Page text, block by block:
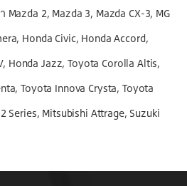
2, Mazda 3, Mazda CX-3, MG
Honda Civic, Honda Accord,
Honda Jazz, Toyota Corolla Altis,
Toyota Innova Crysta, Toyota
Series, Mitsubishi Attrage, Suzuki